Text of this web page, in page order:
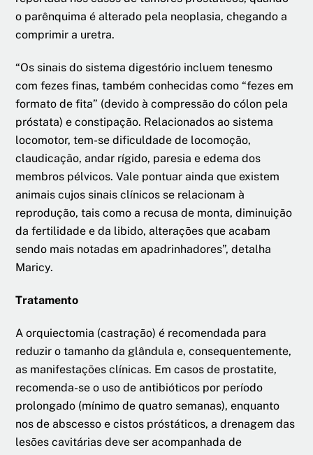
o parênquima é alterado pela neoplasia, chegando a
comprimir a uretra.
“Os sinais do sistema digestório incluem tenesmo
com fezes finas, também conhecidas como “fezes em
formato de fita” (devido à compressão do cólon pela
próstata) e constipação. Relacionados ao sistema
locomotor, tem-se dificuldade de locomoção,
claudicação, andar rígido, paresia e edema dos
membros pélvicos. Vale pontuar ainda que existem
animais cujos sinais clínicos se relacionam à
reprodução, tais como a recusa de monta, diminuição
da fertilidade e da libido, alterações que acabam
sendo mais notadas em apadrinhadores”, detalha
Maricy.
Tratamento
A orquiectomia (castração) é recomendada para
reduzir o tamanho da glândula e, consequentemente,
as manifestações clínicas. Em casos de prostatite,
recomenda-se o uso de antibióticos por período
prolongado (mínimo de quatro semanas), enquanto
nos de abscesso e cistos próstáticos, a drenagem das
lesões cavitárias deve ser acompanhada de